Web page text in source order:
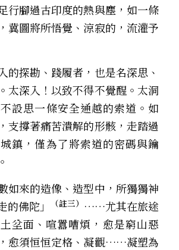
行腳過古印度的熱與塵，如一條
冀圖將所悟覺、涼寂的，流灌予
探勘、踐履者，也是名深思、
太深入！以致不得不覺醒。太洞
設思一條安全通越的索道。如
支撐著痛苦潰解的形骸，走踏過
鎮，僅為了將索道的密碼與鑰
來的造像、造型中，所獨獨神
佛陀」
（註三） ……尤其在旅途
坌面、喧囂嘈煩，愈是窮山惡
愈須恒恒定格、凝觀……凝塑為